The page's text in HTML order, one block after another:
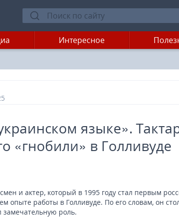
Интересное
языке».
«гнобили» в Голливуде
и актер, который в 1995 году стал первым
опыте работы в Голливуде. По его словам, он
замечательную роль.